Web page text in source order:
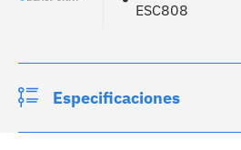
ESC808
Especificaciones